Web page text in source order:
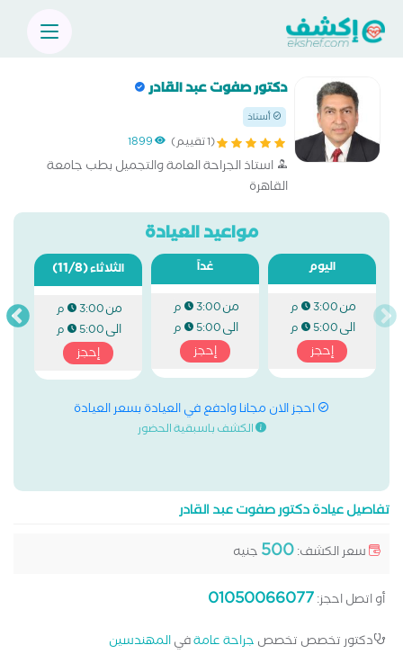
دكتور صفوت عبد القادر
أستاذ
(1 تقييم) 1899
استاذ الجراحة العامة والتجميل بطب جامعة
القاهرة
مواعيد العيادة
اليوم
من3:00 م
الى5:00 م
إحجز
غداً
من3:00 م
الى5:00 م
إحجز
الثلاثاء(11/8)
من3:00 م
الى5:00 م
إحجز
احجز الان مجانا وادفع في العيادة بسعر العيادة
الكشف باسبقية الحضور
تفاصيل عيادة دكتور صفوت عبد القادر
سعر الكشف:500 جنيه
أو اتصل احجز:01050066077
دكتور تخصص تخصص جراحة عامةفيالمهندسين